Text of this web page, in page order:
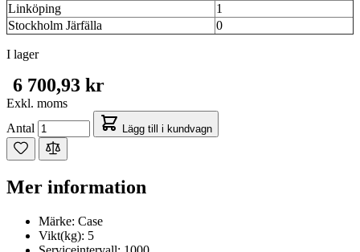
Linköping
1
Stockholm Järfälla
0
I lager
6 700,93 kr
Exkl. moms
Antal
Lägg till i kundvagn
Mer information
Märke: Case
Vikt(kg): 5